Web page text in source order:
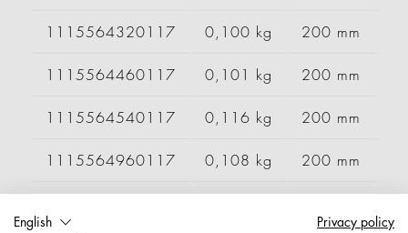
1115564320117 0,100 kg 200 mm
1115564460117 0,101 kg 200 mm
1115564540117 0,116 kg 200 mm
1115564960117 0,108 kg 200 mm
English
Privacy policy